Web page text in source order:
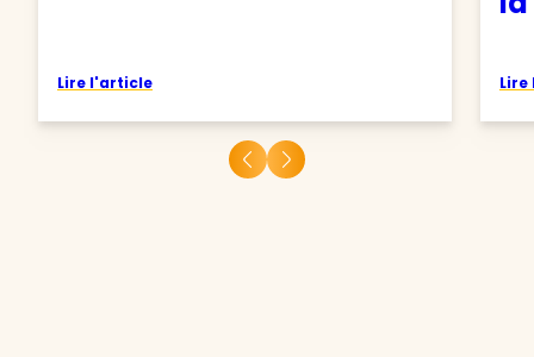
Lire l'article